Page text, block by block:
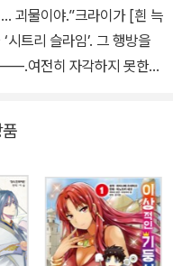
괴물이야.”크라이가 [흰 늑
트리 슬라임’. 그 행방을
여전히 자각하지 못한